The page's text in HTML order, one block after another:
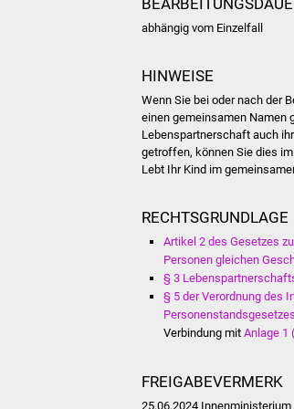
abhängig vom Einzelfall
HINWEISE
Wenn Sie bei oder nach der
einen gemeinsamen Namen
Lebenspartnerschaft auch
getroffen, können Sie dies
Lebt Ihr Kind im
RECHTSGRUNDLAGE
Artikel 2 des Gesetzes
Personen gleichen
§ 3
§ 5 der Verordnung des
Verbindung mitAnlage 1
FREIGABEVERMERK
25.06.2024